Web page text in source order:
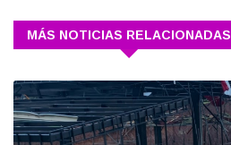
MÁS NOTICIAS RELACIONADAS